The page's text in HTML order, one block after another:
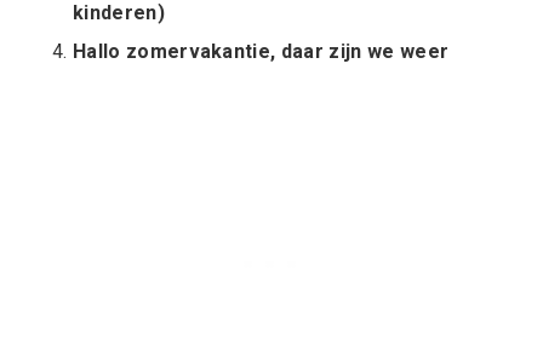
kinderen)
Hallo zomervakantie, daar zijn we weer